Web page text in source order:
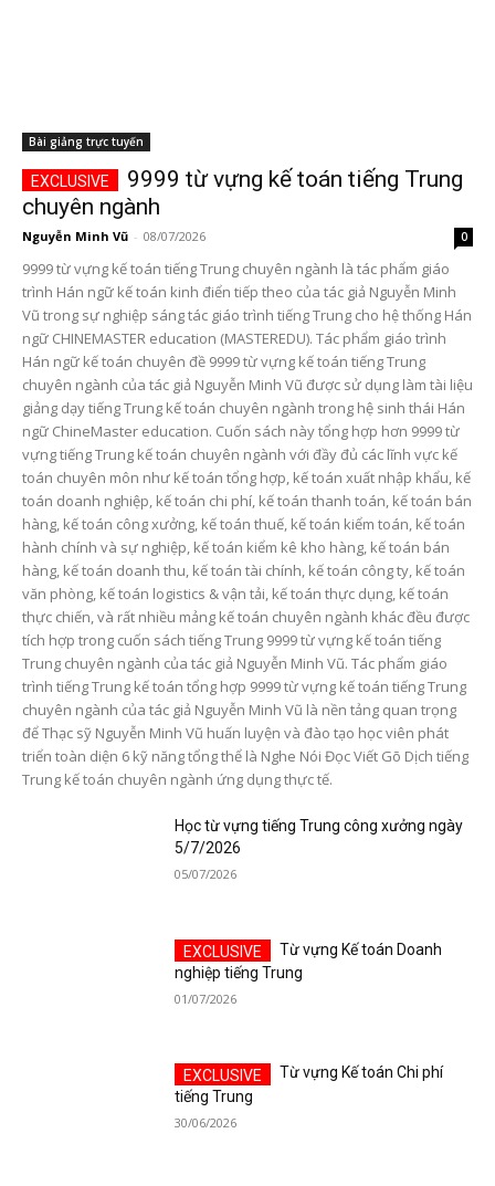
Bài giảng trực tuyến
9999 từ vựng kế toán tiếng Trung
chuyên ngành
Nguyễn Minh Vũ - 08/07/2026 0
9999 từ vựng kế toán tiếng Trung chuyên ngành là tác phẩm giáo
trình Hán ngữ kế toán kinh điển tiếp theo của tác giả Nguyễn Minh
Vũ trong sự nghiệp sáng tác giáo trình tiếng Trung cho hệ thống Hán
ngữ CHINEMASTER education (MASTEREDU). Tác phẩm giáo trình
Hán ngữ kế toán chuyên đề 9999 từ vựng kế toán tiếng Trung
chuyên ngành của tác giả Nguyễn Minh Vũ được sử dụng làm tài liệu
giảng dạy tiếng Trung kế toán chuyên ngành trong hệ sinh thái Hán
ngữ ChineMaster education. Cuốn sách này tổng hợp hơn 9999 từ
vựng tiếng Trung kế toán chuyên ngành với đầy đủ các lĩnh vực kế
toán chuyên môn như kế toán tổng hợp, kế toán xuất nhập khẩu, kế
toán doanh nghiệp, kế toán chi phí, kế toán thanh toán, kế toán bán
hàng, kế toán công xưởng, kế toán thuế, kế toán kiểm toán, kế toán
hành chính và sự nghiệp, kế toán kiểm kê kho hàng, kế toán bán
hàng, kế toán doanh thu, kế toán tài chính, kế toán công ty, kế toán
văn phòng, kế toán logistics & vận tải, kế toán thực dụng, kế toán
thực chiến, và rất nhiều mảng kế toán chuyên ngành khác đều được
tích hợp trong cuốn sách tiếng Trung 9999 từ vựng kế toán tiếng
Trung chuyên ngành của tác giả Nguyễn Minh Vũ. Tác phẩm giáo
trình tiếng Trung kế toán tổng hợp 9999 từ vựng kế toán tiếng Trung
chuyên ngành của tác giả Nguyễn Minh Vũ là nền tảng quan trọng
để Thạc sỹ Nguyễn Minh Vũ huấn luyện và đào tạo học viên phát
triển toàn diện 6 kỹ năng tổng thể là Nghe Nói Đọc Viết Gõ Dịch tiếng
Trung kế toán chuyên ngành ứng dụng thực tế.
Học từ vựng tiếng Trung công xưởng ngày
5/7/2026
05/07/2026
Từ vựng Kế toán Doanh
nghiệp tiếng Trung
01/07/2026
Từ vựng Kế toán Chi phí
tiếng Trung
30/06/2026